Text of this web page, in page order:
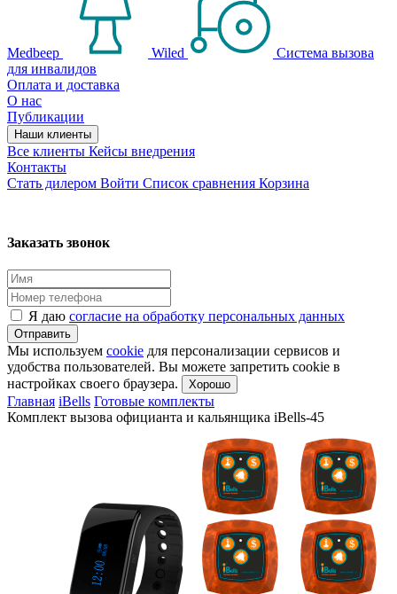
Medbeep Wiled
Система вызова
для инвалидов
Оплата и доставка
О нас
Публикации
Наши клиенты
Все клиенты Кейсы внедрения
Контакты
Стать дилером Войти Список сравнения Корзина
Заказать звонок
Я даю согласие на обработку персональных данных
Отправить
Мы используем cookie для персонализации сервисов и
удобства пользователей. Вы можете запретить cookie в
настройках своего браузера.
Хорошо
Главная iBells Готовые комплекты
Комплект вызова официанта и кальянщика iBells-45